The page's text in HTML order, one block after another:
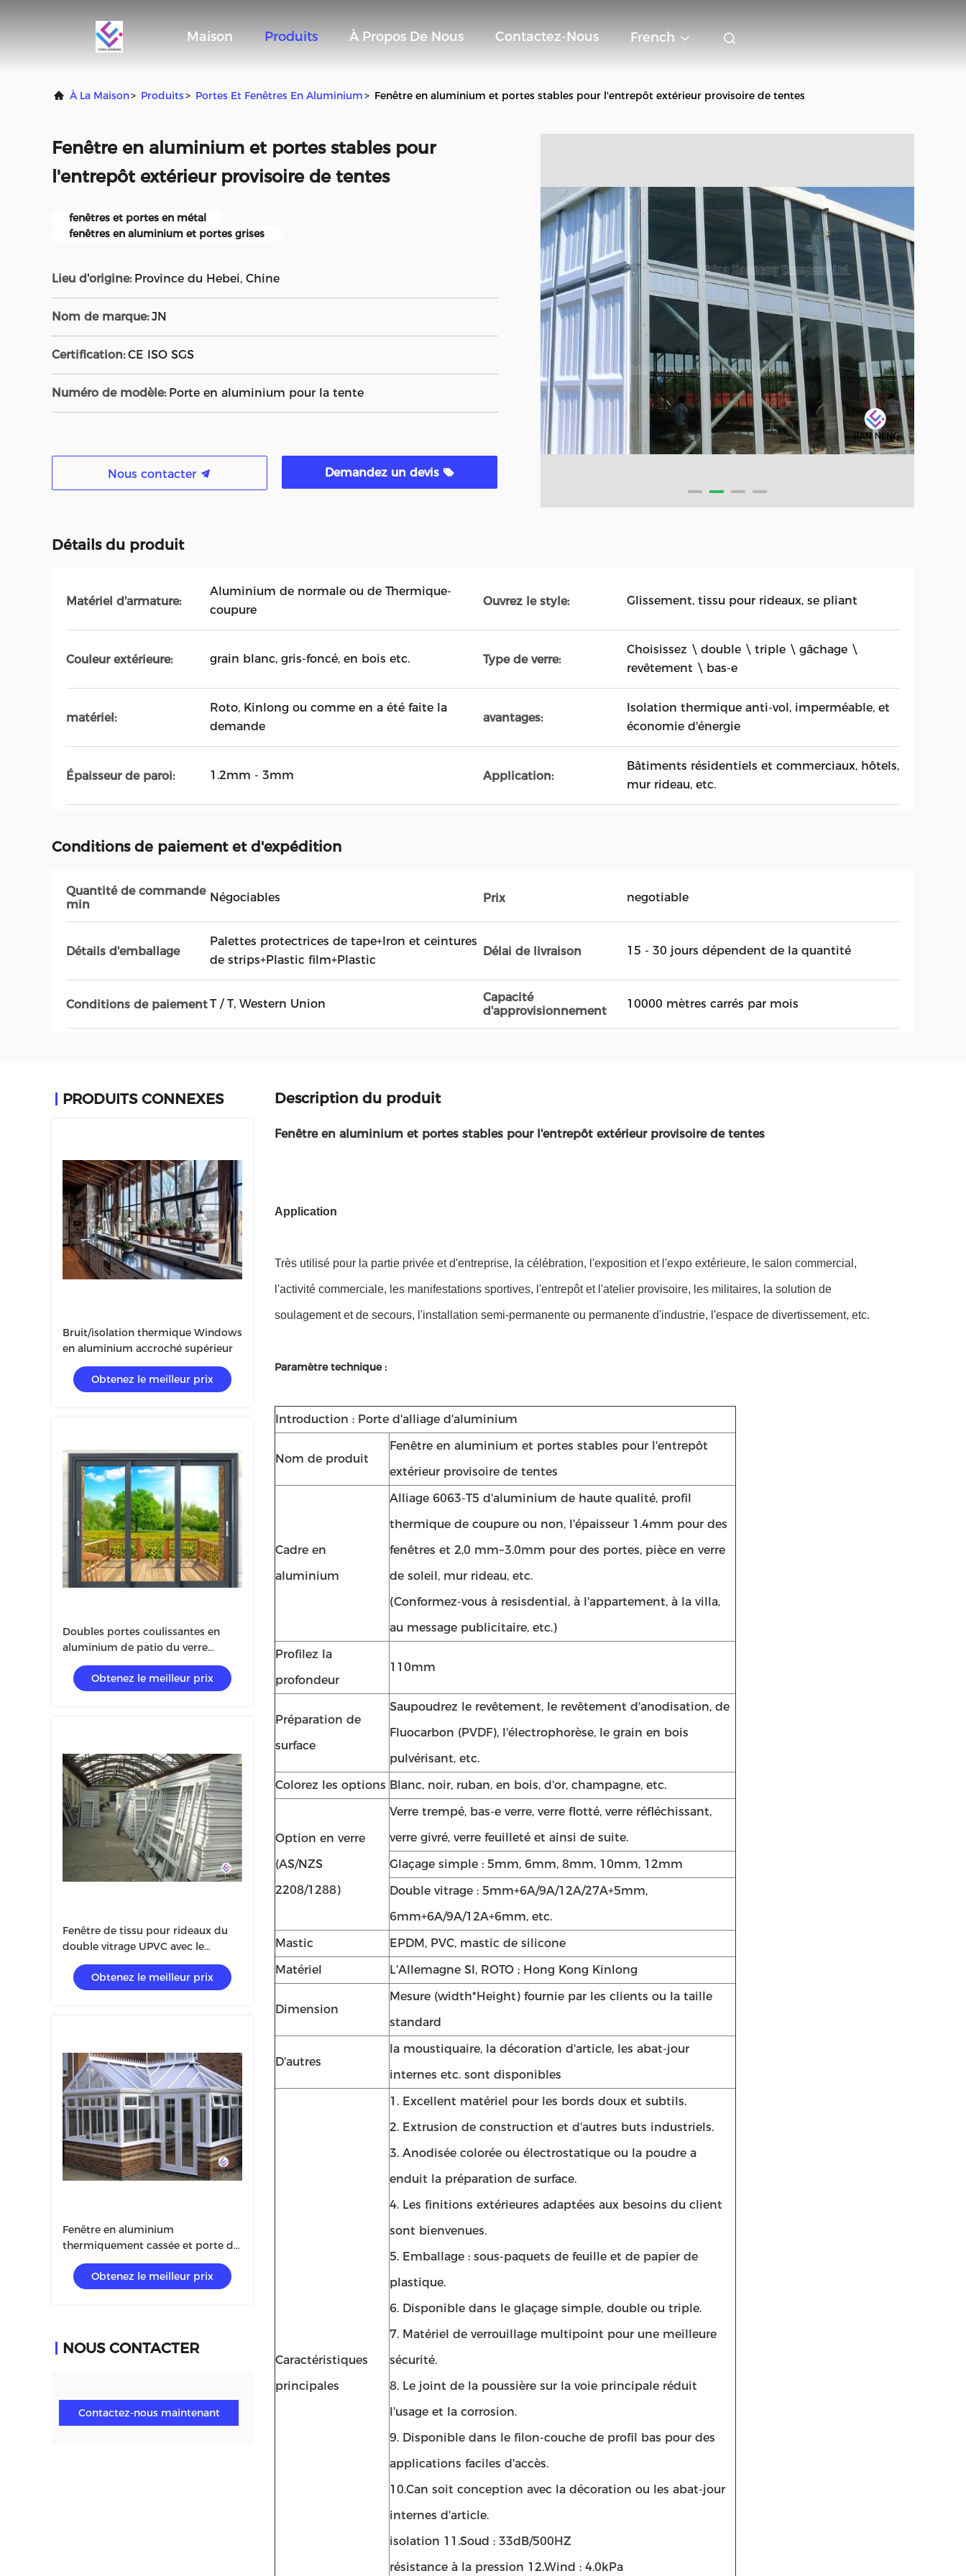
Maison Produits À Propos De Nous Contactez-Nous French
À La Maison> Produits> Portes Et Fenêtres En Aluminium> Fenêtre en aluminium et portes stables pour l'entrepôt extérieur provisoire de tentes
Fenêtre en aluminium et portes stables pour
l'entrepôt extérieur provisoire de tentes
fenêtres et portes en métal
fenêtres en aluminium et portes grises
Lieu d'origine: Province du Hebei, Chine
Nom de marque: JN
Certification: CE ISO SGS
Numéro de modèle: Porte en aluminium pour la tente
Nous contacter Demandez un devis
Détails du produit
Matériel d'armature:
Aluminium de normale ou de Thermique-
coupure
Ouvrez le style: Glissement, tissu pour rideaux, se pliant
Couleur extérieure: grain blanc, gris-foncé, en bois etc. Type de verre:
Choisissez \ double \ triple \ gâchage \
revêtement \ bas-e
matériel:
Roto, Kinlong ou comme en a été faite la
demande
avantages:
Isolation thermique anti-vol, imperméable, et
économie d'énergie
Épaisseur de paroi: 1.2mm - 3mm Application:
Bâtiments résidentiels et commerciaux, hôtels,
mur rideau, etc.
Conditions de paiement et d'expédition
Quantité de commande
min
Négociables Prix negotiable
Détails d'emballage
Palettes protectrices de tape+Iron et ceintures
de strips+Plastic film+Plastic
Délai de livraison 15 - 30 jours dépendent de la quantité
Conditions de paiementT / T, Western Union
Capacité
d'approvisionnement
10000 mètres carrés par mois
PRODUITS CONNEXES
Bruit/isolation thermique Windows
en aluminium accroché supérieur
Obtenez le meilleur prix
Doubles portes coulissantes en
aluminium de patio du verre
trempé 3.0mm
Obtenez le meilleur prix
Fenêtre de tissu pour rideaux du
double vitrage UPVC avec le
moustique
Obtenez le meilleur prix
Fenêtre en aluminium
thermiquement cassée et porte de
60 séries pour la villa avec du verre
trempé 5+12A+5mm
Obtenez le meilleur prix
NOUS CONTACTER
Contactez-nous maintenant
Description du produit
Fenêtre en aluminium et portes stables pour l'entrepôt extérieur provisoire de tentes
Application
Très utilisé pour la partie privée et d'entreprise, la célébration, l'exposition et l'expo extérieure, le salon commercial,
l'activité commerciale, les manifestations sportives, l'entrepôt et l'atelier provisoire, les militaires, la solution de
soulagement et de secours, l'installation semi-permanente ou permanente d'industrie, l'espace de divertissement, etc.
Paramètre technique :
Introduction : Porte d'alliage d'aluminium
Nom de produit
Fenêtre en aluminium et portes stables pour l'entrepôt
extérieur provisoire de tentes
Cadre en
aluminium
Alliage 6063-T5 d'aluminium de haute qualité, profil
thermique de coupure ou non, l'épaisseur 1.4mm pour des
fenêtres et 2,0 mm~3.0mm pour des portes, pièce en verre
de soleil, mur rideau, etc.
(Conformez-vous à resisdential, à l'appartement, à la villa,
au message publicitaire, etc.)
Profilez la
profondeur
110mm
Préparation de
surface
Saupoudrez le revêtement, le revêtement d'anodisation, de
Fluocarbon (PVDF), l'électrophorèse, le grain en bois
pulvérisant, etc.
Colorez les options Blanc, noir, ruban, en bois, d'or, champagne, etc.
Option en verre
(AS/NZS
2208/1288)
Verre trempé, bas-e verre, verre flotté, verre réfléchissant,
verre givré, verre feuilleté et ainsi de suite.
Glaçage simple : 5mm, 6mm, 8mm, 10mm, 12mm
Double vitrage : 5mm+6A/9A/12A/27A+5mm,
6mm+6A/9A/12A+6mm, etc.
Mastic
EPDM, PVC, mastic de silicone
Matériel
L'Allemagne SI, ROTO ; Hong Kong Kinlong
Dimension
Mesure (width*Height) fournie par les clients ou la taille
standard
D'autres
la moustiquaire, la décoration d'article, les abat-jour
internes etc. sont disponibles
Caractéristiques
principales
1. Excellent matériel pour les bords doux et subtils.
2. Extrusion de construction et d'autres buts industriels.
3. Anodisée colorée ou électrostatique ou la poudre a
enduit la préparation de surface.
4. Les finitions extérieures adaptées aux besoins du client
sont bienvenues.
5. Emballage : sous-paquets de feuille et de papier de
plastique.
6. Disponible dans le glaçage simple, double ou triple.
7. Matériel de verrouillage multipoint pour une meilleure
sécurité.
8. Le joint de la poussière sur la voie principale réduit
l'usage et la corrosion.
9. Disponible dans le filon-couche de profil bas pour des
applications faciles d'accès.
10.Can soit conception avec la décoration ou les abat-jour
internes d'article.
isolation 11.Soud : 33dB/500HZ
résistance à la pression 12.Wind : 4.0kPa